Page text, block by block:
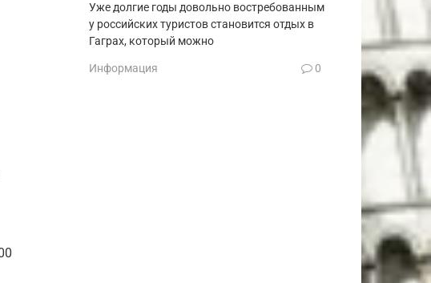
Уже долгие годы довольно востребованным
у российских туристов становится отдых в
Гаграх, который можно
Информация 0